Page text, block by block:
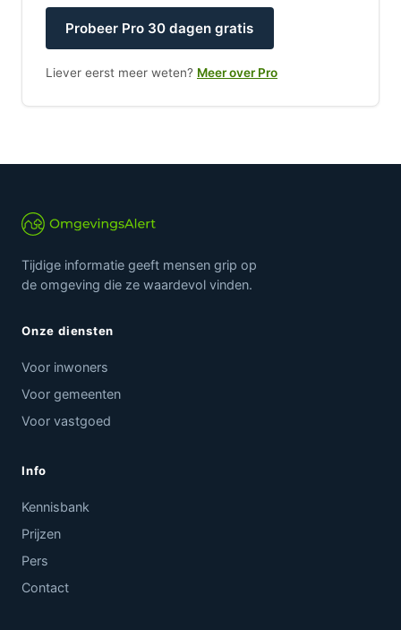
Probeer Pro 30 dagen gratis
Liever eerst meer weten? Meer over Pro
Tijdige informatie geeft mensen grip op
de omgeving die ze waardevol vinden.
Onze diensten
Voor inwoners
Voor gemeenten
Voor vastgoed
Info
Kennisbank
Prijzen
Pers
Contact